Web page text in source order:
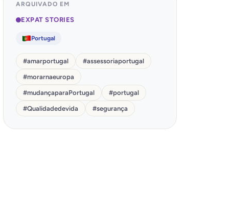
ARQUIVADO EM
EXPAT STORIES
Portugal
#amarportugal #assessoriaportugal
#morarnaeuropa
#mudançaparaPortugal #portugal
#Qualidadedevida #segurança